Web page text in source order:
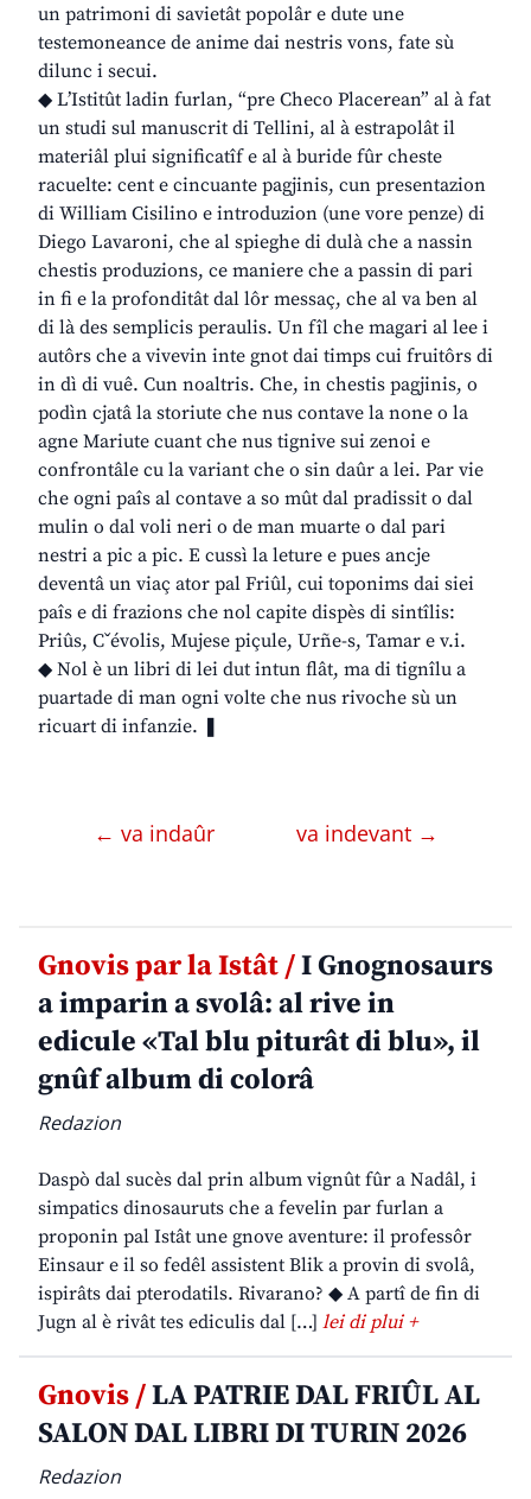
un patrimoni di savietât popolâr e dute une
testemoneance de anime dai nestris vons, fate sù
dilunc i secui.
◆ L’Istitût ladin furlan, “pre Checo Placerean” al à fat
un studi sul manuscrit di Tellini, al à estrapolât il
materiâl plui significatîf e al à buride fûr cheste
racuelte: cent e cincuante pagjinis, cun presentazion
di William Cisilino e introduzion (une vore penze) di
Diego Lavaroni, che al spieghe di dulà che a nassin
chestis produzions, ce maniere che a passin di pari
in fi e la profonditât dal lôr messaç, che al va ben al
di là des semplicis peraulis. Un fîl che magari al lee i
autôrs che a vivevin inte gnot dai timps cui fruitôrs di
in dì di vuê. Cun noaltris. Che, in chestis pagjinis, o
podìn cjatâ la storiute che nus contave la none o la
agne Mariute cuant che nus tignive sui zenoi e
confrontâle cu la variant che o sin daûr a lei. Par vie
che ogni paîs al contave a so mût dal pradissit o dal
mulin o dal voli neri o de man muarte o dal pari
nestri a pic a pic. E cussì la leture e pues ancje
deventâ un viaç ator pal Friûl, cui toponims dai siei
paîs e di frazions che nol capite dispès di sintîlis:
Priûs, Cˇévolis, Mujese piçule, Urñe-s, Tamar e v.i.
◆ Nol è un libri di lei dut intun flât, ma di tignîlu a
puartade di man ogni volte che nus rivoche sù un
ricuart di infanzie. ❚
← va indaûr va indevant →
Gnovis par la Istât /I Gnognosaurs
a imparin a svolâ: al rive in
edicule «Tal blu piturât di blu», il
gnûf album di colorâ
Redazion
Daspò dal sucès dal prin album vignût fûr a Nadâl, i
simpatics dinosauruts che a fevelin par furlan a
proponin pal Istât une gnove aventure: il professôr
Einsaur e il so fedêl assistent Blik a provin di svolâ,
ispirâts dai pterodatils. Rivarano? ◆ A partî de fin di
Jugn al è rivât tes ediculis dal […] lei di plui +
Gnovis /LA PATRIE DAL FRIÛL AL
SALON DAL LIBRI DI TURIN 2026
Redazion